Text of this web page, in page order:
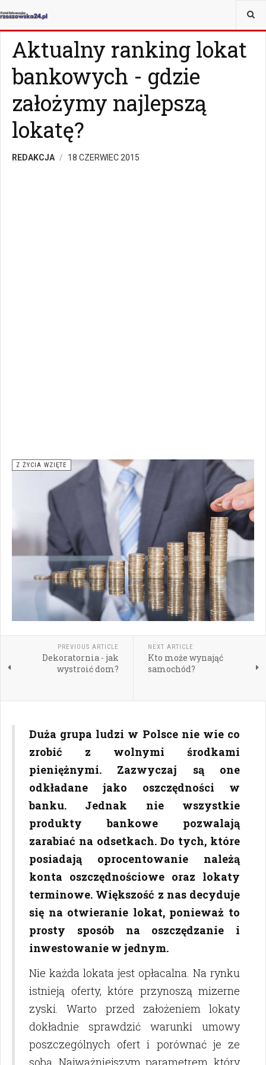
JESTEŚ TUTAJ:
Aktualny ranking lokat
bankowych - gdzie
założymy najlepszą
lokatę?
REDAKCJA 18 CZERWIEC 2015
Z ŻYCIA WZIĘTE
PREVIOUS ARTICLE
Dekoratornia - jak
wystroić dom?
NEXT ARTICLE
Kto może wynająć
samochód?
Duża grupa ludzi w Polsce nie wie co
zrobić z wolnymi środkami
pieniężnymi. Zazwyczaj są one
odkładane jako oszczędności w
banku. Jednak nie wszystkie
produkty bankowe pozwalają
zarabiać na odsetkach. Do tych, które
posiadają oprocentowanie należą
konta oszczędnościowe oraz lokaty
terminowe. Większość z nas decyduje
się na otwieranie lokat, ponieważ to
prosty sposób na oszczędzanie i
inwestowanie w jednym.
Nie każda lokata jest opłacalna. Na rynku
istnieją oferty, które przynoszą mizerne
zyski. Warto przed założeniem lokaty
dokładnie sprawdzić warunki umowy
poszczególnych ofert i porównać je ze